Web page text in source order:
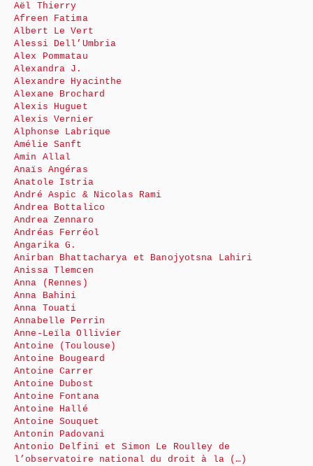
Aël Thierry
Afreen Fatima
Albert Le Vert
Alessi Dell’Umbria
Alex Pommatau
Alexandra J.
Alexandre Hyacinthe
Alexane Brochard
Alexis Huguet
Alexis Vernier
Alphonse Labrique
Amélie Sanft
Amin Allal
Anaïs Angéras
Anatole Istria
André Aspic & Nicolas Rami
Andrea Bottalico
Andrea Zennaro
Andréas Ferréol
Angarika G.
Anirban Bhattacharya et Banojyotsna Lahiri
Anissa Tlemcen
Anna (Rennes)
Anna Bahini
Anna Touati
Annabelle Perrin
Anne-Leïla Ollivier
Antoine (Toulouse)
Antoine Bougeard
Antoine Carrer
Antoine Dubost
Antoine Fontana
Antoine Hallé
Antoine Souquet
Antonin Padovani
Antonio Delfini et Simon Le Roulley de
l’observatoire national du droit à la (…)